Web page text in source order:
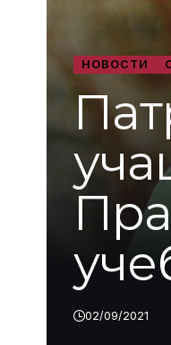
НОВОСТИ
02/09/2021